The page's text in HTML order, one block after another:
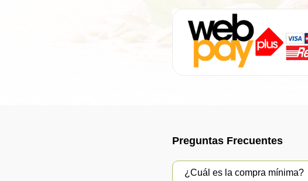
Preguntas Frecuentes
¿Cuál es la compra mínima?